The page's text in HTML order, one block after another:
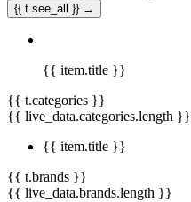
{{ t.see_all }} →
{{ item.title }}
{{ t.categories }}
{{ live_data.categories.length }}
{{ item.title }}
{{ t.brands }}
{{ live_data.brands.length }}